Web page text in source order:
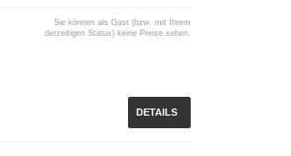
Sie können als Gast (bzw. mit Ihrem
derzeitigen Status) keine Preise sehen.
DETAILS